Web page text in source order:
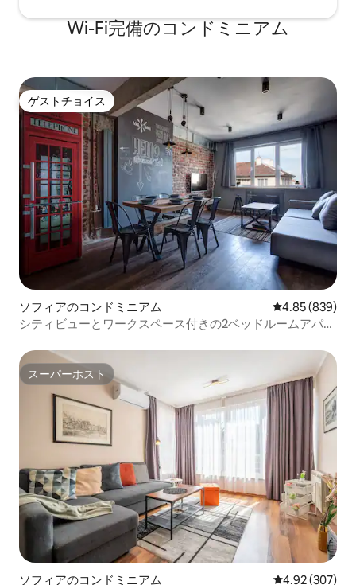
Wi-Fi完備のコンドミニアム
ゲストチョイス
ゲストチョイス
ソフィアのコンドミニアム レビュー839
4.85 (839)
シティビューとワークスペース付きの2ベッドルームアパー
スーパーホスト
スーパーホスト
ソフィアのコンドミニアム レビュー307
4.92 (307)